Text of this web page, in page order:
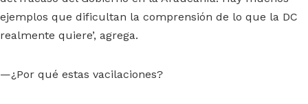
ejemplos que dificultan la comprensión de lo que la DC
realmente quiere’, agrega.
—¿Por qué estas vacilaciones?